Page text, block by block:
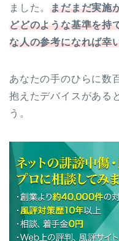
ました。まだまだ実施
どどのような基準を持
な人の参考になれば幸
あなたの手のひらに数
抱えたデバイスがある
う。